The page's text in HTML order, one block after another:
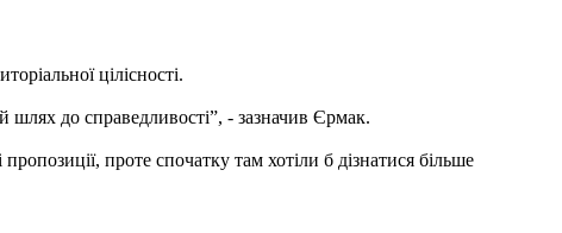
цілісності.
шлях до справедливості”, - зазначив Єрмак.
проте спочатку там хотіли б дізнатися більше